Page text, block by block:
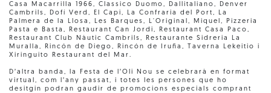
Casa Macarrilla 1966, Classico Duomo, Dallitaliano, Denver
Cambrils, Dofí Verd, El Capi, La Confraria del Port, La
Palmera de la Llosa, Les Barques, L'Original, Miquel, Pizzeria
Pasta e Basta, Restaurant Can Jordi, Restaurant Casa Paco,
Restaurant Club Nàutic Cambrils, Restaurante Sidreria La
Muralla, Rincón de Diego, Rincón de Iruña, Taverna Lekeitio i
Xiringuito Restaurant del Mar.
D’altra banda, la Festa de l’Oli Nou se celebrarà en format
virtual, com l’any passat, i totes les persones que ho
desitgin podran gaudir de promocions especials comprant